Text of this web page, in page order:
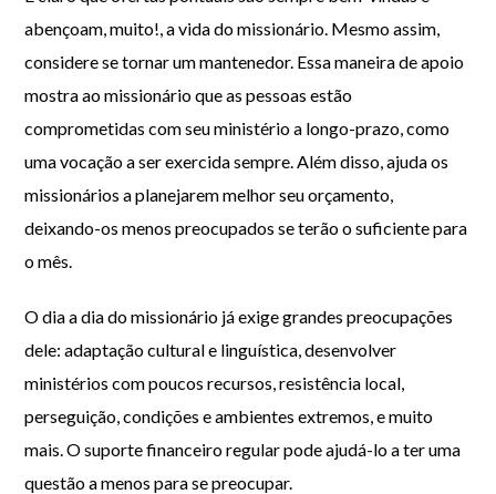
abençoam, muito!, a vida do missionário. Mesmo assim,
considere se tornar um mantenedor. Essa maneira de apoio
mostra ao missionário que as pessoas estão
comprometidas com seu ministério a longo-prazo, como
uma vocação a ser exercida sempre. Além disso, ajuda os
missionários a planejarem melhor seu orçamento,
deixando-os menos preocupados se terão o suficiente para
o mês.
O dia a dia do missionário já exige grandes preocupações
dele: adaptação cultural e linguística, desenvolver
ministérios com poucos recursos, resistência local,
perseguição, condições e ambientes extremos, e muito
mais. O suporte financeiro regular pode ajudá-lo a ter uma
questão a menos para se preocupar.